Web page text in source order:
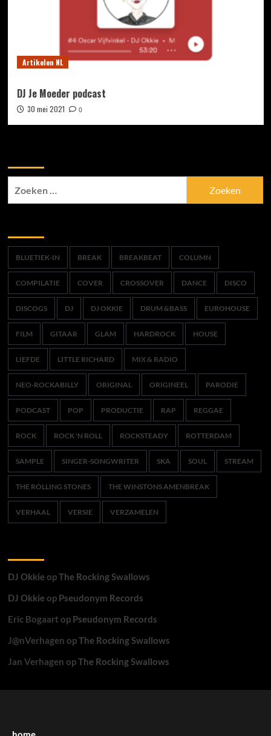
Artikelen NL
DJ Je Moeder podcast
30 mei 2021 0
BLUETIEK-IN BREAK BREAKBEAT COLUMN
COMPILATIE COVER CROSSOVER DANCE DISCO
DISCOGS DJ DJ OKKIE DRUM &BASS EUROHOUSE
FILM GITAAR GLAM HARDROCK HOUSE
LIEFDE LITTLE RICHARD MIX & RADIO
NEO-ROCKABILLY ORIGINAL ORIGINEEL PARODIE
PODCAST POP PRODUCTIE RAP REGGAE
ROCK ROCK 'N ROLL ROCKSTEADY ROTTERDAM
SAMPLE SINGER-SONGWRITER SKA SOUL STREAM
THE ROLLING STONES THE WINSTONS AMENBREAK
VERHAAL VERSIE VERZAMELEN
DJ OkkieopThe Rocking Swallows
DJ Okkieop Pseudonym Records
Eric Bogaart op Pseudonym Records
J@nVerhagen opThe Rocking Swallows
Jan Verhagen opThe Rocking Swallows